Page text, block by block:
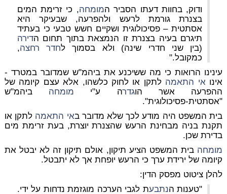
ודוק, בחוות דעתו הסביר המומחה, כי זרימת המים
בצנרת גורמת לרעש ולהפרעה, שבעיקר היא
אסתטית – פסיכולוגית ושקיים חשש טבעי כי בעתיד
תיגרם בעיה בצנרת זו הנמצאת בתוך תחום הדירה
(בין שני חדרי שינה) ולא בסמוך לחדר רחצה,
כמקובל."
עינינו הרואות כי מה ששיכנע את ביהמ"ש שמדובר במטרד -
אינו אי התאמה לתקן או לחוק כלשהו, אלא עצם קיומה של
ההפרעה אשר הוגדרה ע"י מומחה ביהמ"ש
"אסתטית-פסיכולוגית".
בית המשפט היה מודע לכך שלא מדובר באי התאמה לתקן או
תקנת בניה מבחינת הרעש שהצנרת יוצרת, בעת זרימת מים
בדירת שכן.
מומחה בית המשפט הציע תיקון, אולם תיקון זה לא יבטל את
קיומה של ירידת ערך כי הרעש יופחת אך לא יתבטל.
להלן ציטוט מפסק הדין:
"טענות הנתבעת לגבי הערכה מוגזמת נדחות על ידי.